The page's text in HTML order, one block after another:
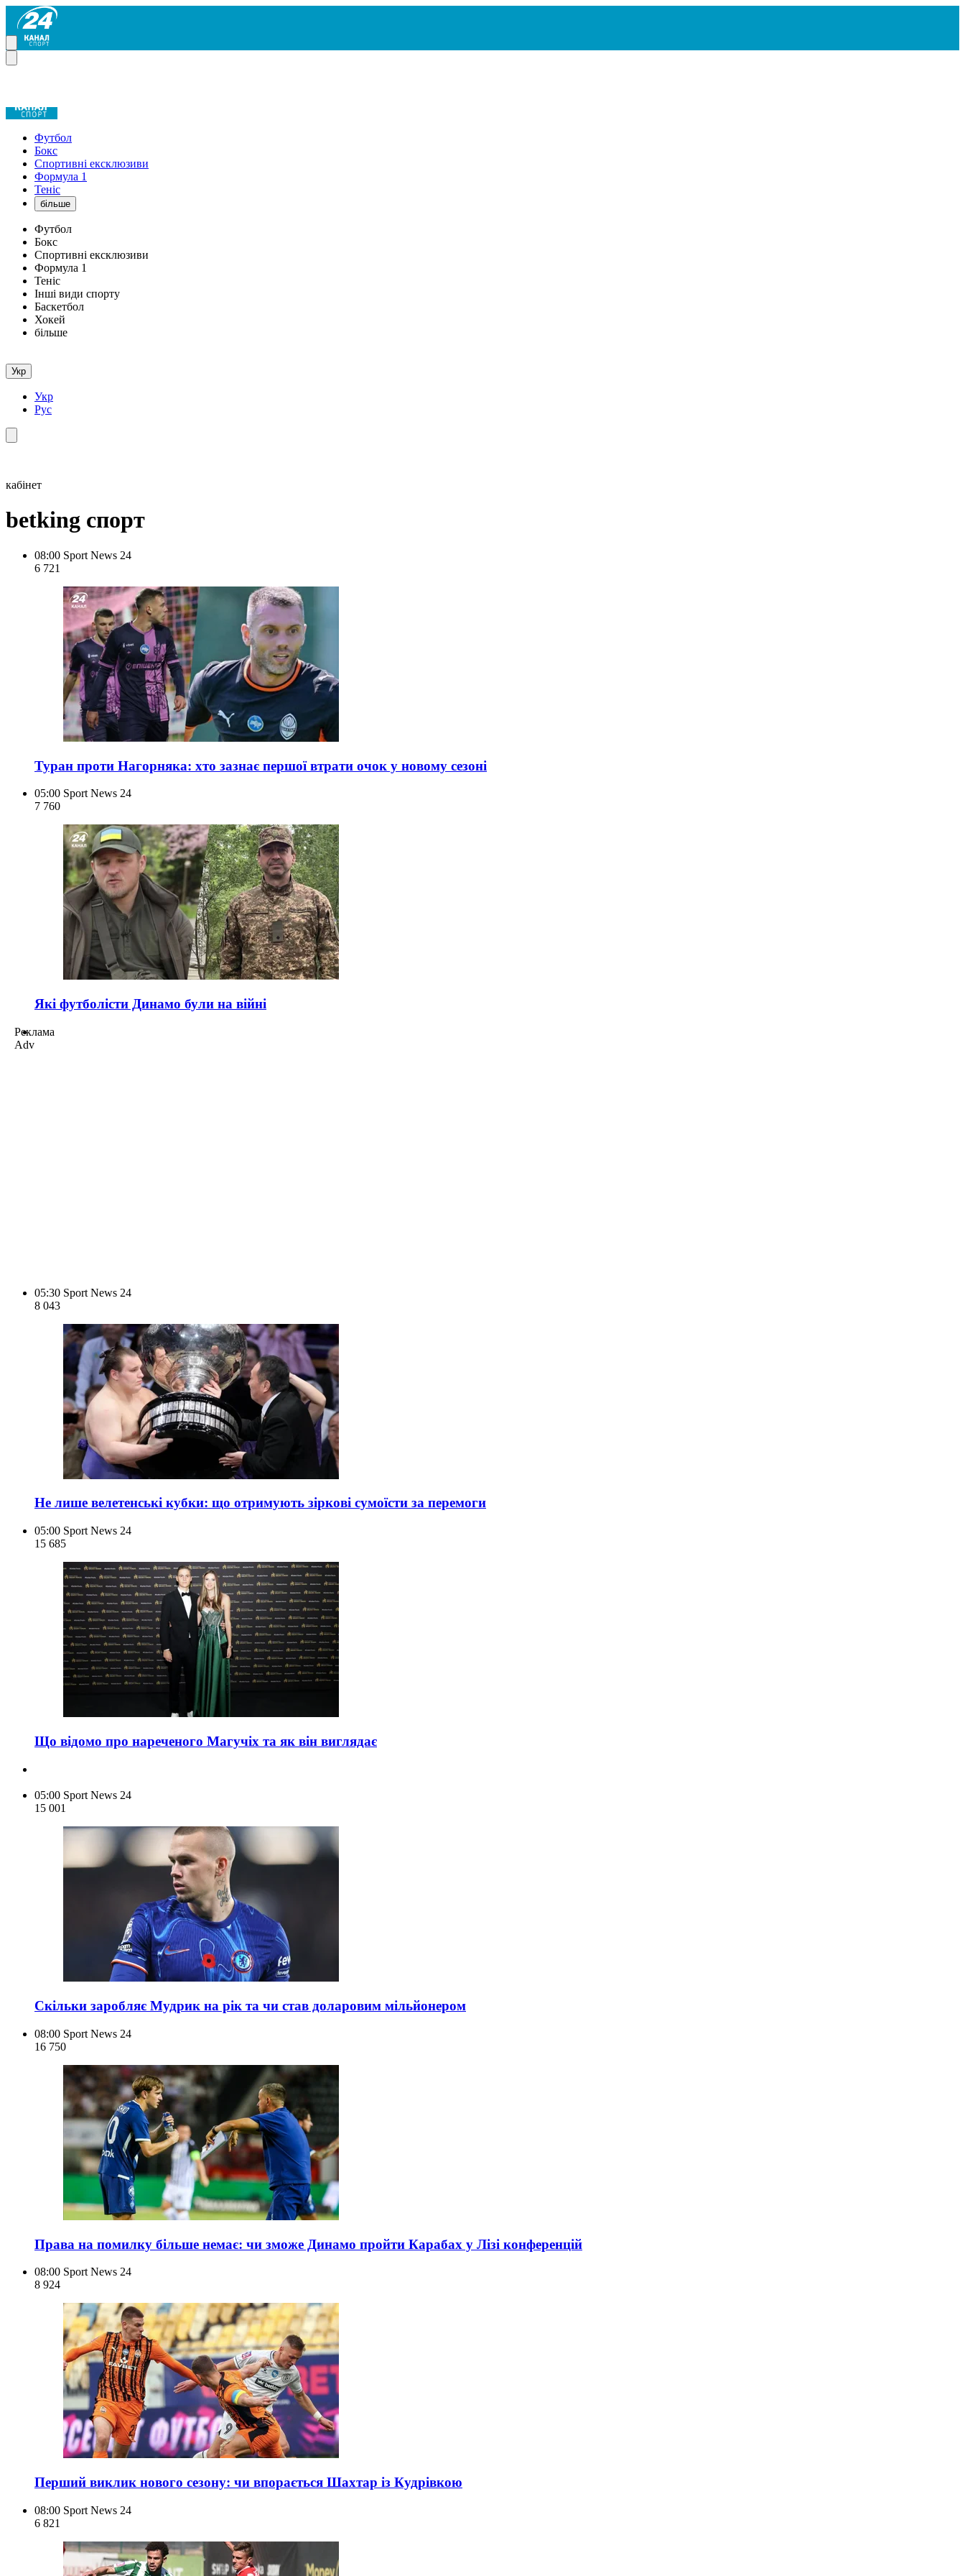
Футбол
Бокс
Спортивні ексклюзиви
Формула 1
Теніс
більше
Футбол
Бокс
Спортивні ексклюзиви
Формула 1
Теніс
Інші види спорту
Баскетбол
Хокей
більше
Укр
Укр
Рус
кабінет
betking спорт
08:00 Sport News 24
6 721
Туран проти Нагорняка: хто зазнає першої втрати очок у новому сезоні
05:00 Sport News 24
7 760
Які футболісти Динамо були на війні
Реклама
Adv
05:30 Sport News 24
8 043
Не лише велетенські кубки: що отримують зіркові сумоїсти за перемоги
05:00 Sport News 24
15 685
Що відомо про нареченого Магучіх та як він виглядає
05:00 Sport News 24
15 001
Скільки заробляє Мудрик на рік та чи став доларовим мільйонером
08:00 Sport News 24
16 750
Права на помилку більше немає: чи зможе Динамо пройти Карабах у Лізі конференцій
08:00 Sport News 24
8 924
Перший виклик нового сезону: чи впорається Шахтар із Кудрівкою
08:00 Sport News 24
6 821